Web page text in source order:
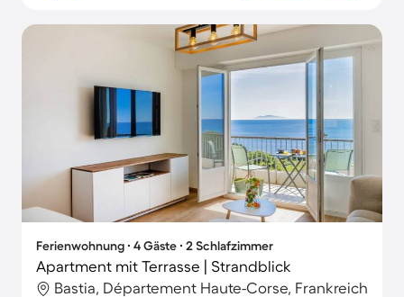
Ferienwohnung ∙ 4 Gäste ∙ 2 Schlafzimmer
Apartment mit Terrasse | Strandblick
Bastia, Département Haute-Corse, Frankreich